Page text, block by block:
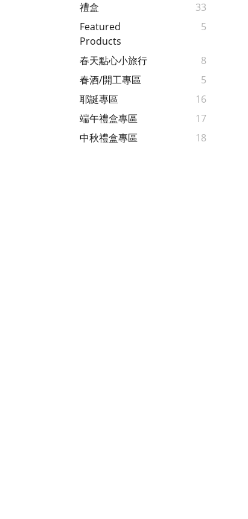
禮盒
33
Featured
Products
5
春天點心小旅行
8
春酒/開工專區
5
耶誕專區
16
端午禮盒專區
17
中秋禮盒專區
18